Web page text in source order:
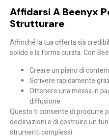
Affidarsi A Beenyx
Strutturare
Affinché la tua offerta sia
solido e la forma curata. Con
Creare un piano di
Scrivere rapidamente
Ottenere una messa in
diffusione
Questo ti consente di produrre
declinazioni e di costruire un
strumenti complessi.